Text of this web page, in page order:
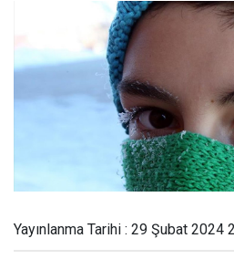
Yayınlanma Tarihi : 29 Şubat 2024